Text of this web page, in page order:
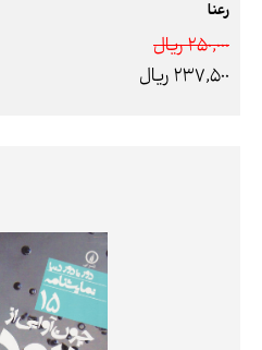
رعنا
250,000 ريال
237,500 ريال